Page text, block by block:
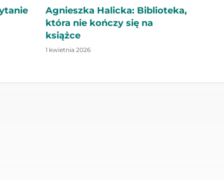
Agnieszka Halicka: Biblioteka,
która nie kończy się na
książce
1 kwietnia 2026